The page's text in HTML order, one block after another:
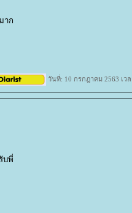
าก
วันที่: 10 กรกฎาคม 2563 เว
บพี่